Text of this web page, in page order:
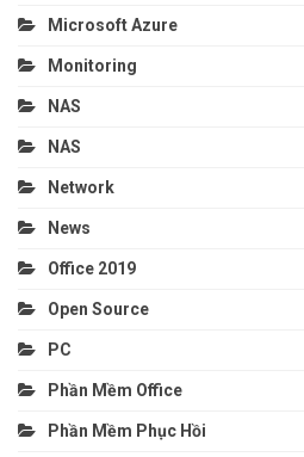
Microsoft Azure
Monitoring
NAS
NAS
Network
News
Office 2019
Open Source
PC
Phần Mềm Office
Phần Mềm Phục Hồi